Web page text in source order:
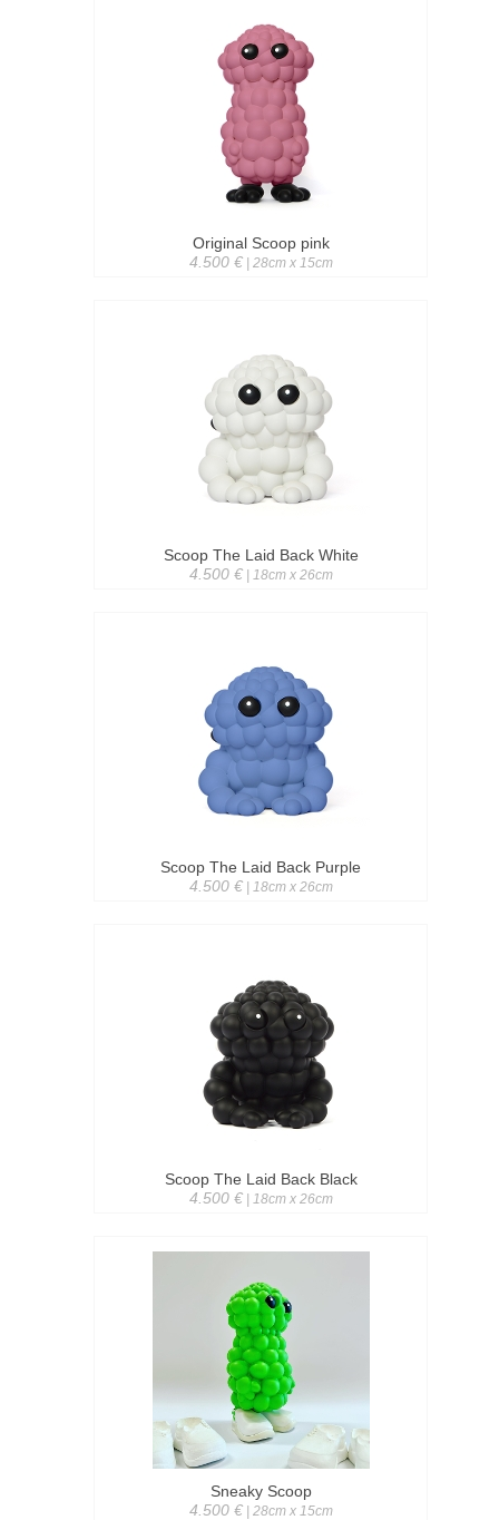
Original Scoop pink
4.500 €| 28cm x 15cm
Scoop The Laid Back White
4.500 €| 18cm x 26cm
Scoop The Laid Back Purple
4.500 €| 18cm x 26cm
Scoop The Laid Back Black
4.500 €| 18cm x 26cm
Sneaky Scoop
4.500 €| 28cm x 15cm